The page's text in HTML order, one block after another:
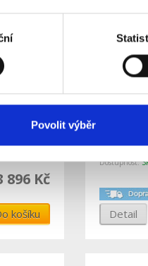
Povolit výběr
896 Kč
košíku
M28/
Dostupnost:
Detail